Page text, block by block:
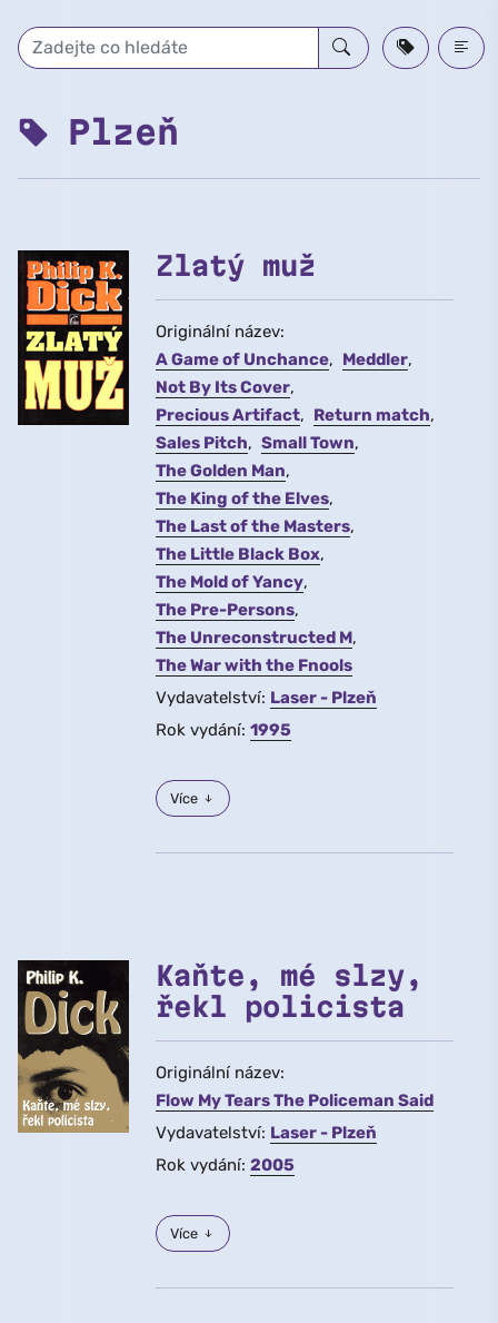
Plzeň
Zlatý muž
Originální název:
A Game of Unchance
Meddler
Not By Its Cover
Precious Artifact
Return match
Sales Pitch
Small Town
The Golden Man
The King of the Elves
The Last of the Masters
The Little Black Box
The Mold of Yancy
The Pre-Persons
The Unreconstructed M
The War with the Fnools
Vydavatelství: Laser - Plzeň
Rok vydání: 1995
Více
Kaňte, mé slzy,
řekl policista
Originální název:
Flow My Tears The Policeman Said
Vydavatelství: Laser - Plzeň
Rok vydání: 2005
Více